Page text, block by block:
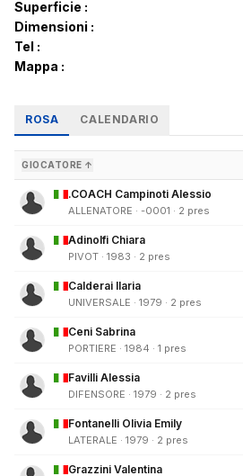
Superficie :
Dimensioni :
Tel :
Mappa :
ROSA CALENDARIO
GIOCATORE ↑
.COACH Campinoti Alessio
ALLENATORE · -0001 · 2 pres
Adinolfi Chiara
PIVOT · 1983 · 2 pres
Calderai Ilaria
UNIVERSALE · 1979 · 2 pres
Ceni Sabrina
PORTIERE · 1984 · 1 pres
Favilli Alessia
DIFENSORE · 1979 · 2 pres
Fontanelli Olivia Emily
LATERALE · 1979 · 2 pres
Grazzini Valentina